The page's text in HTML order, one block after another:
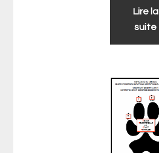
Lire la
suite